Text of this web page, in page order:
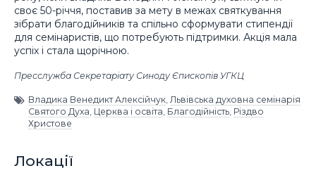
своє 50-річчя, поставив за мету в межах святкування
зібрати благодійників та спільно сформувати стипендії
для семінаристів, що потребують підтримки. Акція мала
успіх і стала щорічною.
Пресслужба Секретаріату Синоду Єпископів УГКЦ
Владика Венедикт Алексійчук, Львівська духовна семінарія
Святого Духа, Церква і освіта, Благодійність, Різдво
Христове
Локації